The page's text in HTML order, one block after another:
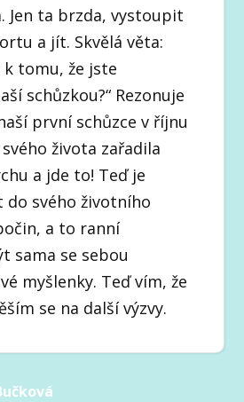
Jen ta brzda, vystoupit
a jít. Skvělá věta:
k tomu, že jste
schůzkou?“ Rezonuje
první schůzce v říjnu
života zařadila
a jde to! Teď je
do svého životního
a to ranní
sama se sebou
myšlenky. Teď vím, že
se na další výzvy.